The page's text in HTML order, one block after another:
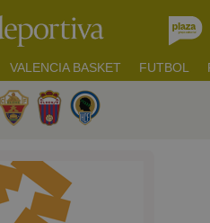
VALENCIA BASKET FUTBOL